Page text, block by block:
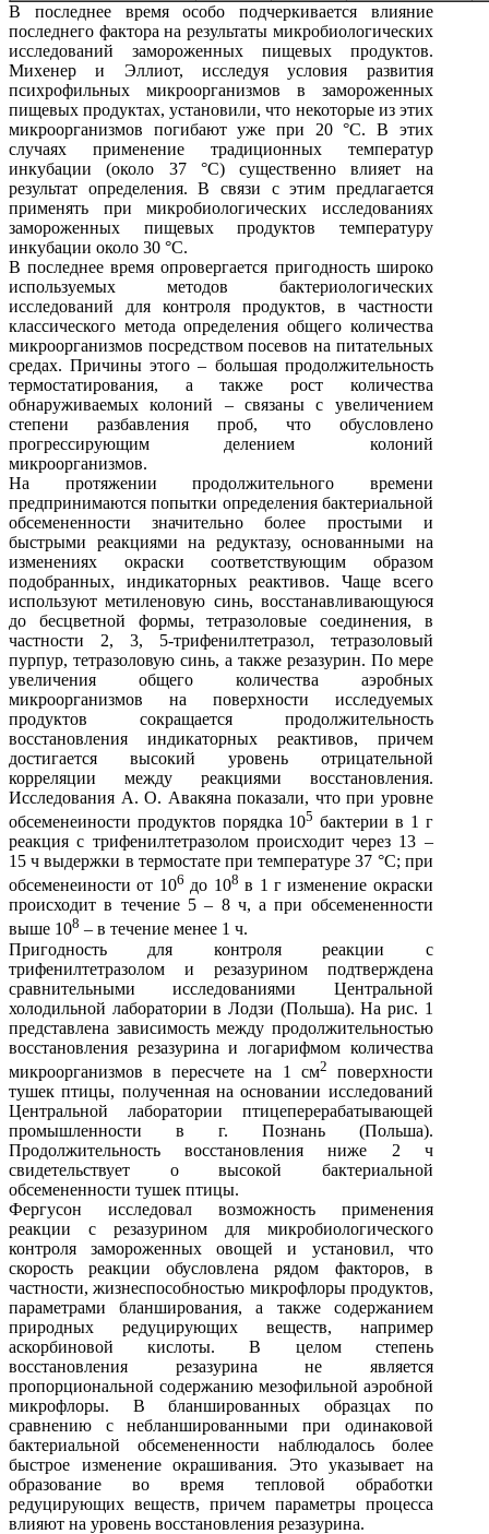
В последнее время особо подчеркивается влияние
последнего фактора на результаты микробиологических
исследований замороженных пищевых продуктов.
Михенер и Эллиот, исследуя условия развития
психрофильных микроорганизмов в замороженных
пищевых продуктах, установили, что некоторые из этих
микроорганизмов погибают уже при 20 °С. В этих
случаях применение традиционных температур
инкубации (около 37 °С) существенно влияет на
результат определения. В связи с этим предлагается
применять при микробиологических исследованиях
замороженных пищевых продуктов температуру
инкубации около 30 °С.
В последнее время опровергается пригодность широко
используемых методов бактериологических
исследований для контроля продуктов, в частности
классического метода определения общего количества
микроорганизмов посредством посевов на питательных
средах. Причины этого – большая продолжительность
термостатирования, а также рост количества
обнаруживаемых колоний – связаны с увеличением
степени разбавления проб, что обусловлено
прогрессирующим делением колоний
микроорганизмов.
На протяжении продолжительного времени
предпринимаются попытки определения бактериальной
обсемененности значительно более простыми и
быстрыми реакциями на редуктазу, основанными на
изменениях окраски соответствующим образом
подобранных, индикаторных реактивов. Чаще всего
используют метиленовую синь, восстанавливающуюся
до бесцветной формы, тетразоловые соединения, в
частности 2, 3, 5-трифенилтетразол, тетразоловый
пурпур, тетразоловую синь, а также резазурин. По мере
увеличения общего количества аэробных
микроорганизмов на поверхности исследуемых
продуктов сокращается продолжительность
восстановления индикаторных реактивов, причем
достигается высокий уровень отрицательной
корреляции между реакциями восстановления.
Исследования А. О. Авакяна показали, что при уровне
обсеменеиности продуктов порядка 105 бактерии в 1 г
реакция с трифенилтетразолом происходит через 13 –
15 ч выдержки в термостате при температуре 37 °С; при
обсеменеиности от 106 до 108 в 1 г изменение окраски
происходит в течение 5 – 8 ч, а при обсемененности
выше 108 – в течение менее 1 ч.
Пригодность для контроля реакции с
трифенилтетразолом и резазурином подтверждена
сравнительными исследованиями Центральной
холодильной лаборатории в Лодзи (Польша). На рис. 1
представлена зависимость между продолжительностью
восстановления резазурина и логарифмом количества
микроорганизмов в пересчете на 1 см2
поверхности
тушек птицы, полученная на основании исследований
Центральной лаборатории птицеперерабатывающей
промышленности в г. Познань (Польша).
Продолжительность восстановления ниже 2 ч
свидетельствует о высокой бактериальной
обсемененности тушек птицы.
Фергусон исследовал возможность применения
реакции с резазурином для микробиологического
контроля замороженных овощей и установил, что
скорость реакции обусловлена рядом факторов, в
частности, жизнеспособностью микрофлоры продуктов,
параметрами бланширования, а также содержанием
природных редуцирующих веществ, например
аскорбиновой кислоты. В целом степень
восстановления резазурина не является
пропорциональной содержанию мезофильной аэробной
микрофлоры. В бланшированных образцах по
сравнению с небланшированными при одинаковой
бактериальной обсемененности наблюдалось более
быстрое изменение окрашивания. Это указывает на
образование во время тепловой обработки
редуцирующих веществ, причем параметры процесса
влияют на уровень восстановления резазурина.